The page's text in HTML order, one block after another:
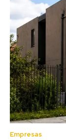
Empresas